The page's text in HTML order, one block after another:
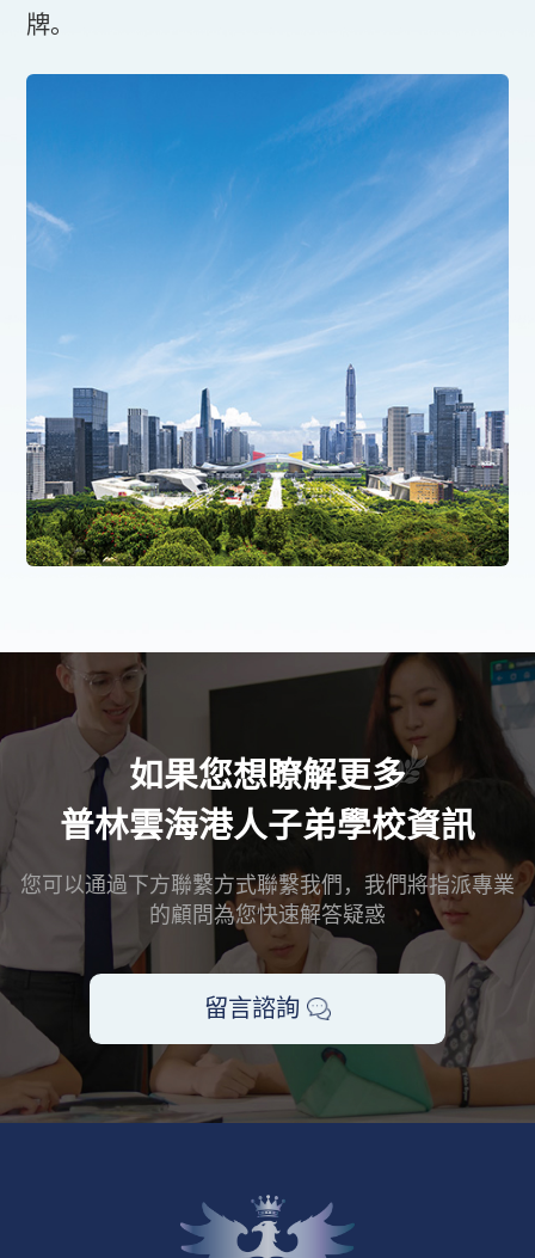
牌。
如果您想瞭解更多
普林雲海港人子弟學校資訊
您可以通過下方聯繫方式聯繫我們，我們將指派專業
的顧問為您快速解答疑惑
留言諮詢